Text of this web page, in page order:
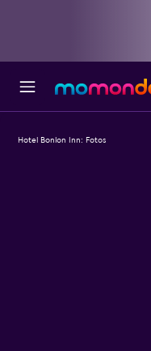
Hotel Bonlon Inn: Fotos